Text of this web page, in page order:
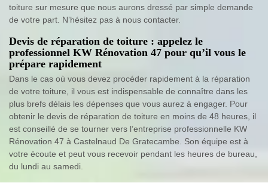
toiture sur mesure que nous aurons dressé par simple demande
de votre part. N’hésitez pas à nous contacter.
Devis de réparation de toiture : appelez le
professionnel KW Rénovation 47 pour qu’il vous le
prépare rapidement
Dans le cas où vous devez procéder rapidement à la réparation
de votre toiture, il vous est indispensable de connaître dans les
plus brefs délais les dépenses que vous aurez à engager. Pour
obtenir le devis de réparation de toiture en moins de 48 heures, il
est conseillé de se tourner vers l’entreprise professionnelle KW
Rénovation 47 à Castelnaud De Gratecambe. Son équipe est à
votre écoute et peut vous recevoir pendant les heures de bureau,
du lundi au samedi.